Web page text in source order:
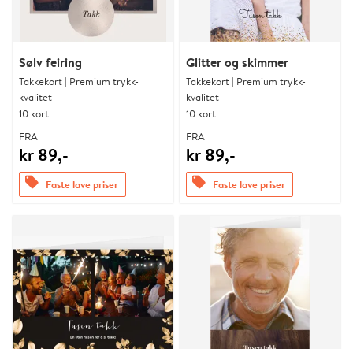
Sølv feiring
Takkekort | Premium trykk-
kvalitet
10 kort
FRA
kr 89,-
offers Faste lave priser
Glitter og skimmer
Takkekort | Premium trykk-
kvalitet
10 kort
FRA
kr 89,-
offers Faste lave priser